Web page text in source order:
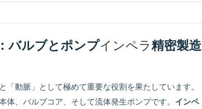
バルブとポンプインペラ精密製造
動脈」として極めて重要な役割を果たしています。
、バルブコア、そして流体発生ポンプです。 インペ